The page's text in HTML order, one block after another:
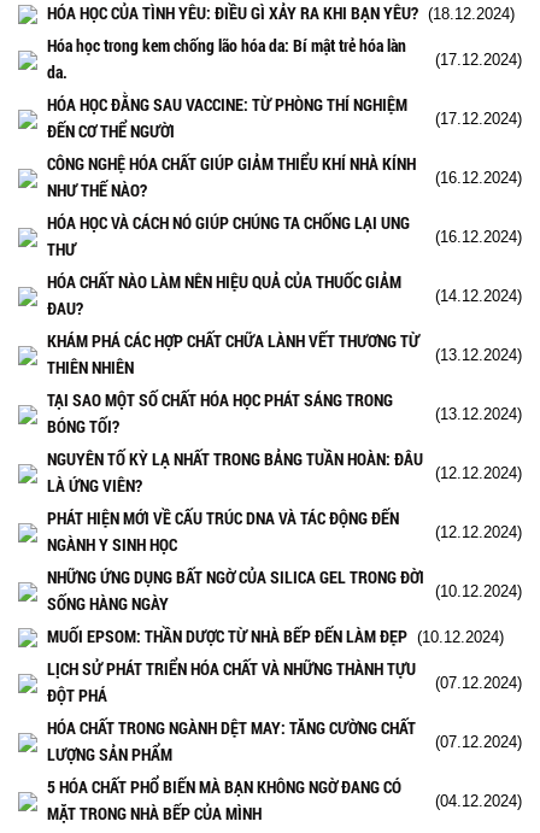
HÓA HỌC CỦA TÌNH YÊU: ĐIỀU GÌ XẢY RA KHI BẠN YÊU? (18.12.2024)
Hóa học trong kem chống lão hóa da: Bí mật trẻ hóa làn
da.
(17.12.2024)
HÓA HỌC ĐẰNG SAU VACCINE: TỪ PHÒNG THÍ NGHIỆM
ĐẾN CƠ THỂ NGƯỜI
(17.12.2024)
CÔNG NGHỆ HÓA CHẤT GIÚP GIẢM THIỂU KHÍ NHÀ KÍNH
NHƯ THẾ NÀO?
(16.12.2024)
HÓA HỌC VÀ CÁCH NÓ GIÚP CHÚNG TA CHỐNG LẠI UNG
THƯ
(16.12.2024)
HÓA CHẤT NÀO LÀM NÊN HIỆU QUẢ CỦA THUỐC GIẢM
ĐAU?
(14.12.2024)
KHÁM PHÁ CÁC HỢP CHẤT CHỮA LÀNH VẾT THƯƠNG TỪ
THIÊN NHIÊN
(13.12.2024)
TẠI SAO MỘT SỐ CHẤT HÓA HỌC PHÁT SÁNG TRONG
BÓNG TỐI?
(13.12.2024)
NGUYÊN TỐ KỲ LẠ NHẤT TRONG BẢNG TUẦN HOÀN: ĐÂU
LÀ ỨNG VIÊN?
(12.12.2024)
PHÁT HIỆN MỚI VỀ CẤU TRÚC DNA VÀ TÁC ĐỘNG ĐẾN
NGÀNH Y SINH HỌC
(12.12.2024)
NHỮNG ỨNG DỤNG BẤT NGỜ CỦA SILICA GEL TRONG ĐỜI
SỐNG HÀNG NGÀY
(10.12.2024)
MUỐI EPSOM: THẦN DƯỢC TỪ NHÀ BẾP ĐẾN LÀM ĐẸP (10.12.2024)
LỊCH SỬ PHÁT TRIỂN HÓA CHẤT VÀ NHỮNG THÀNH TỰU
ĐỘT PHÁ
(07.12.2024)
HÓA CHẤT TRONG NGÀNH DỆT MAY: TĂNG CƯỜNG CHẤT
LƯỢNG SẢN PHẨM
(07.12.2024)
5 HÓA CHẤT PHỔ BIẾN MÀ BẠN KHÔNG NGỜ ĐANG CÓ
MẶT TRONG NHÀ BẾP CỦA MÌNH
(04.12.2024)